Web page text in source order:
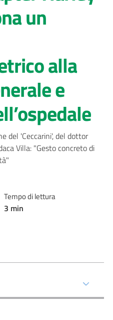
un
alla
e
del 'Ceccarini', del dottor
Villa: "Gesto concreto di
Tempo di lettura
3 min